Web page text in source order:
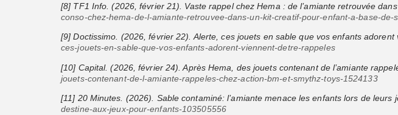
[8] TF1 Info. (2026, février 21). Vaste rappel chez Hema : de l’amiante retrouvée
conso-chez-hema-de-l-amiante-retrouvee-dans-un-kit-creatif-pour-enfant-a-base-de-
[9] Doctissimo. (2026, février 22). Alerte, ces jouets en sable que vos enfants
ces-jouets-en-sable-que-vos-enfants-adorent-viennent-detre-rappeles
[10] Capital. (2026, février 24). Après Hema, des jouets contenant de l’amiante
jouets-contenant-de-l-amiante-rappeles-chez-action-bm-et-smythz-toys-1524133
[11] 20 Minutes. (2026). Sable contaminé: l’amiante menace les enfants lors de leurs
destine-aux-jeux-pour-enfants-103505556